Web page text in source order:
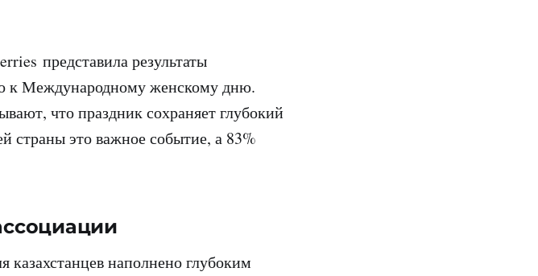
представила результаты
к Международному женскому дню.
что праздник сохраняет глубокий
страны это важное событие, а 83%
казахстанцев наполнено глубоким